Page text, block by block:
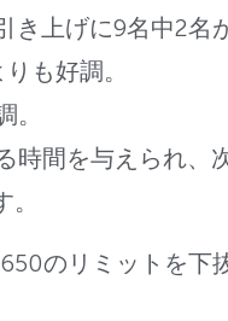
き上げに9名中2名
も好調。
。
間を与えられ、
のリミットを下